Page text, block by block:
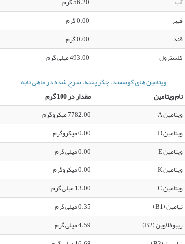
فیبر
0.00 گرم
قند
0.00 گرم
کلسترول
493.00 میلی گرم
ویتامین های گوسفند، جگر پخته، سرخ شده در ماهی تابه
نام ویتامین
مقدار در 100 گرم
ویتامین A
7782.00 میکروگرم
ویتامین D
0.00 میکروگرم
ویتامین E
0.00 میلی گرم
ویتامین K
0.00 میکروگرم
ویتامین C
13.00 میلی گرم
تیامین (B1)
0.35 میلی گرم
ریبوفلاوین (B2)
4.59 میلی گرم